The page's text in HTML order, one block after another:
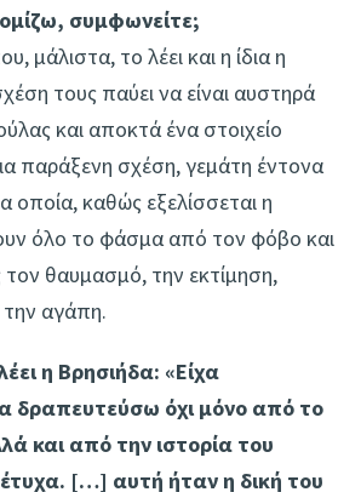
συμφωνείτε;
μάλιστα, το λέει και η ίδια η
τους παύει να είναι αυστηρά
και αποκτά ένα στοιχείο
παράξενη σχέση, γεμάτη έντονα
οποία, καθώς εξελίσσεται η
όλο το φάσμα από τον φόβο και
τον θαυμασμό, την εκτίμηση,
την αγάπη.
η Βρησιήδα: «Είχα
δραπευτεύσω όχι μόνο από το
και από την ιστορία του
[…] αυτή ήταν η δική του